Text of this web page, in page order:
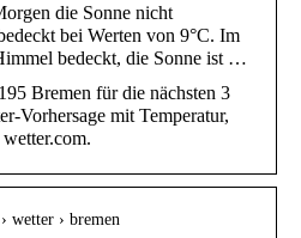
die Sonne nicht
bei Werten von 9°C. Im
bedeckt, die Sonne ist …
Bremen für die nächsten 3
Vorhersage mit Temperatur,
wetter › bremen